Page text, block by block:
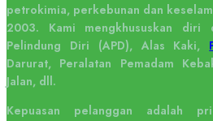
petrokimia, perkebunan dan
2003. Kami mengkhususkan diri
Pelindung Diri (APD), Alas Kaki,
Darurat, Peralatan Pemadam
Jalan, dll.
Kepuasan pelanggan adalah